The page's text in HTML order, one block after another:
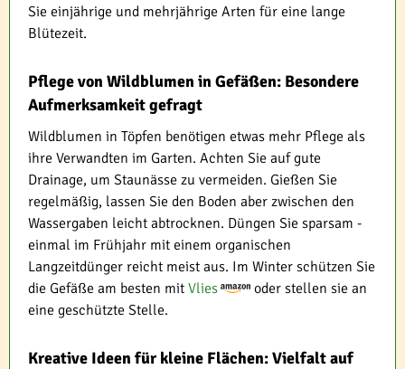
Sie einjährige und mehrjährige Arten für eine lange
Blütezeit.
Pflege von Wildblumen in Gefäßen: Besondere
Aufmerksamkeit gefragt
Wildblumen in Töpfen benötigen etwas mehr Pflege als
ihre Verwandten im Garten. Achten Sie auf gute
Drainage, um Staunässe zu vermeiden. Gießen Sie
regelmäßig, lassen Sie den Boden aber zwischen den
Wassergaben leicht abtrocknen. Düngen Sie sparsam -
einmal im Frühjahr mit einem organischen
Langzeitdünger reicht meist aus. Im Winter schützen Sie
die Gefäße am besten mit Vlies
oder stellen sie an
eine geschützte Stelle.
Kreative Ideen für kleine Flächen: Vielfalt auf